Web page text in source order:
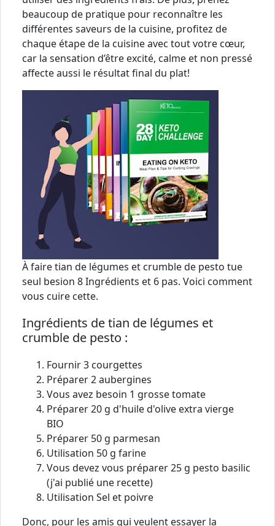
beaucoup de pratique pour reconnaître les
différentes saveurs de la cuisine, profitez de
chaque étape de la cuisine avec tout votre cœur,
car la sensation d’être excité, calme et non pressé
affecte aussi le résultat final du plat!
À faire tian de légumes et crumble de pesto tue
seul besion 8 Ingrédients et 6 pas. Voici comment
vous cuire cette.
Ingrédients de tian de légumes et
crumble de pesto :
Fournir 3 courgettes
Préparer 2 aubergines
Vous avez besoin 1 grosse tomate
Préparer 20 g d'huile d'olive extra vierge
BIO
Préparer 50 g parmesan
Utilisation 50 g farine
Vous devez vous préparer 25 g pesto basilic
(j'ai publié une recette)
Utilisation Sel et poivre
Donc, pour les amis qui veulent essayer la